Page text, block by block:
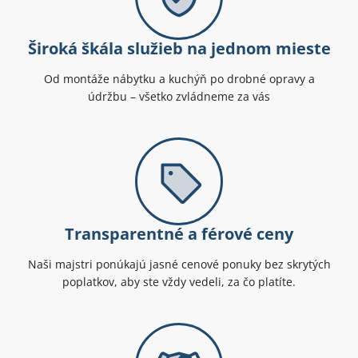
Široká škála služieb na jednom mieste
Od montáže nábytku a kuchýň po drobné opravy a
údržbu – všetko zvládneme za vás
Transparentné a férové ceny
Naši majstri ponúkajú jasné cenové ponuky bez skrytých
poplatkov, aby ste vždy vedeli, za čo platíte.